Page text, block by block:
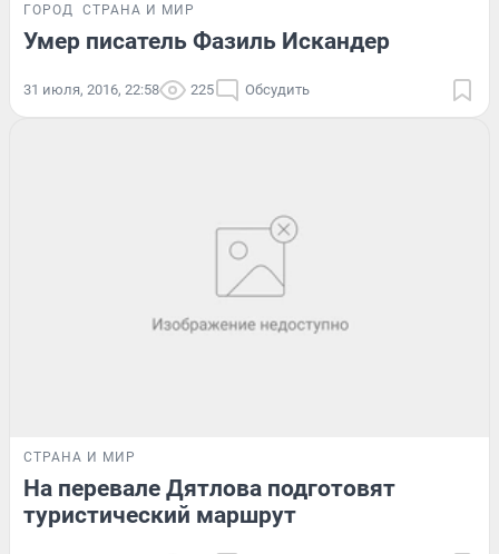
ГОРОД СТРАНА И МИР
Умер писатель Фазиль Искандер
31 июля, 2016, 22:58 225 Обсудить
СТРАНА И МИР
На перевале Дятлова подготовят
туристический маршрут